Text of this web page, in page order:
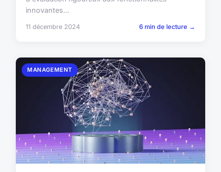
innovantes...
11 décembre 2024 6 min de lecture →
MANAGEMENT